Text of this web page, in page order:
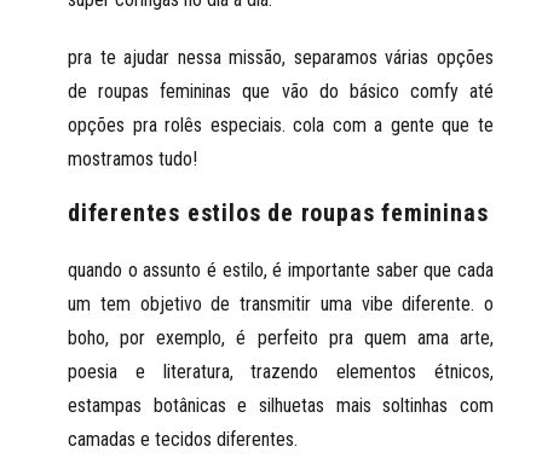
pra te ajudar nessa missão, separamos várias opções
de roupas femininas que vão do básico comfy até
opções pra rolês especiais. cola com a gente que te
mostramos tudo!
diferentes estilos de roupas femininas
quando o assunto é estilo, é importante saber que cada
um tem objetivo de transmitir uma vibe diferente. o
boho, por exemplo, é perfeito pra quem ama arte,
poesia e literatura, trazendo elementos étnicos,
estampas botânicas e silhuetas mais soltinhas com
camadas e tecidos diferentes.